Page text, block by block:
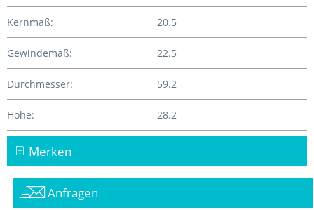
Kernmaß: 20.5
Gewindemaß: 22.5
Durchmesser: 59.2
Höhe: 28.2
Merken
Anfragen